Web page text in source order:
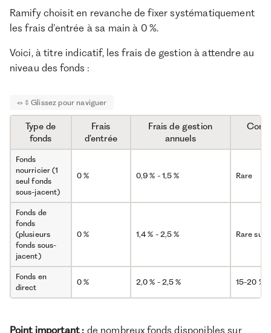
Ramify choisit en revanche de fixer systématiquement
les frais d’entrée à sa main à 0 %.
Voici, à titre indicatif, les frais de gestion à attendre au
niveau des fonds :
Type de
fonds
Frais
d’entrée
Frais de gestion
annuels
Fonds
nourricier (1
seul fonds
sous-jacent)
0 % 0,9 % - 1,5 % Rare
Fonds de
fonds
(plusieurs
fonds sous-
jacent)
0 % 1,4 % - 2,5 % Rare sur
Fonds en
direct
0 % 2,0 % - 2,5 % 15-20 %
Point important : de nombreux fonds disponibles sur